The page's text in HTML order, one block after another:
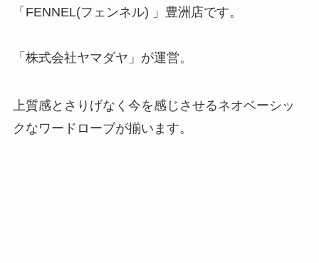
「FENNEL(フェンネル) 」豊洲店です。
「株式会社ヤマダヤ」が運営。
上質感とさりげなく今を感じさせるネオベーシッ
クなワードローブが揃います。